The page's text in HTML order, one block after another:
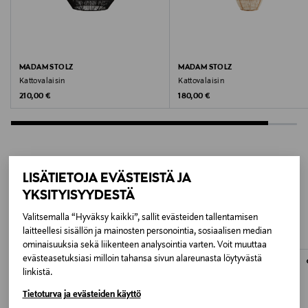
LISÄTIETOJA EVÄSTEISTÄ JA
YKSITYISYYDESTÄ
Valitsemalla “Hyväksy kaikki”, sallit evästeiden tallentamisen
laitteellesi sisällön ja mainosten personointia, sosiaalisen median
ominaisuuksia sekä liikenteen analysointia varten. Voit muuttaa
evästeasetuksiasi milloin tahansa sivun alareunasta löytyvästä
linkistä.
Tietoturva ja evästeiden käyttö
Metallia ja lasia
59 cm
Halkaisija
70 cm
3 m
12 x G9, max 4W
Väri
BLACK / MAT BRASS / OPAL GLASS
MADAM STOLZ
Kattovalaisin
Original Price
210,00 €
MADAM STOLZ
Kattovalaisin
Original Price
180,00 €
LISÄÄ KIINNOSTAVIA
TUOTTEITA
ONLINE EXCLUSIVE ONLINE EXCLUSIVE